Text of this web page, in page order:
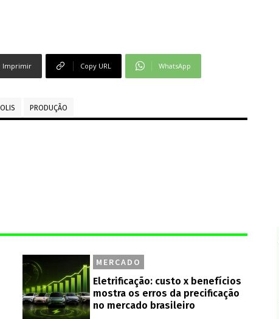
Imprimir Copy URL WhatsApp
PRODUÇÃO
MERCADO
Eletrificação: custo x benefícios
mostra os erros da precificação
no mercado brasileiro